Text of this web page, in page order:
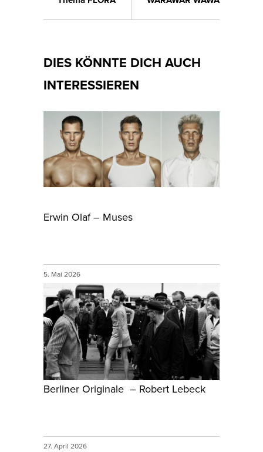
DIES KÖNNTE DICH AUCH
INTERESSIEREN
Erwin Olaf – Muses
5. Mai 2026
Berliner Originale – Robert Lebeck
27. April 2026